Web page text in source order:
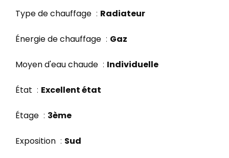
Type de chauffage Radiateur
Énergie de chauffage Gaz
Moyen d'eau chaude Individuelle
État Excellent état
Étage 3ème
Exposition Sud